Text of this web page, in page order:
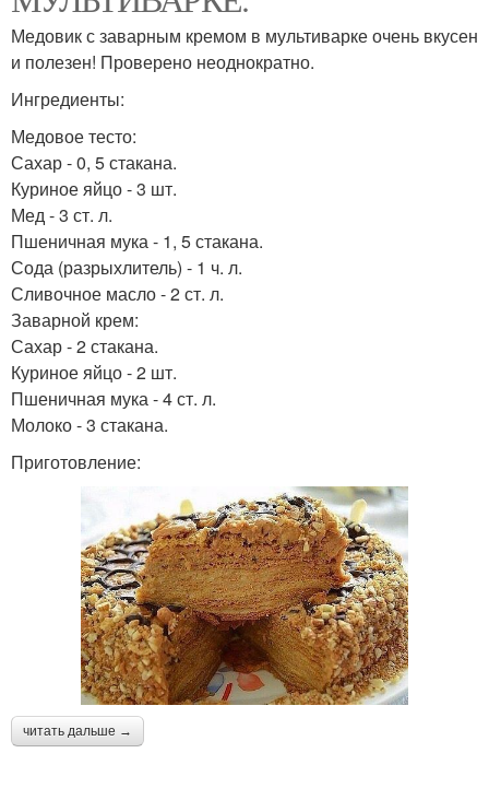
Медовик с заварным кремом в мультиварке очень вкусен
и полезен! Проверено неоднократно.
Ингредиенты:
Медовое тесто:
Сахар - 0, 5 стакана.
Куриное яйцо - 3 шт.
Мед - 3 ст. л.
Пшеничная мука - 1, 5 стакана.
Сода (разрыхлитель) - 1 ч. л.
Сливочное масло - 2 ст. л.
Заварной крем:
Сахар - 2 стакана.
Куриное яйцо - 2 шт.
Пшеничная мука - 4 ст. л.
Молоко - 3 стакана.
Приготовление:
читать дальше →